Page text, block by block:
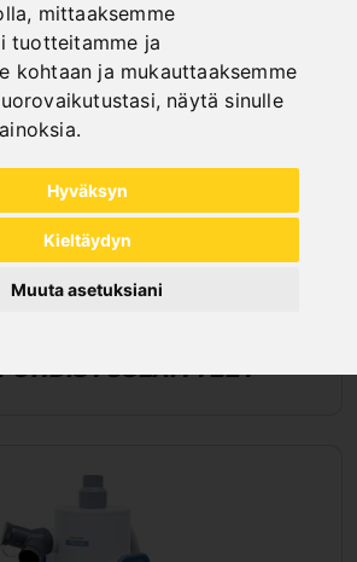
, mittaaksemme
tuotteitamme ja
kohtaan ja mukauttaaksemme
, näytä sinulle
.
Hyväksyn
Kieltäydyn
Muuta asetuksiani